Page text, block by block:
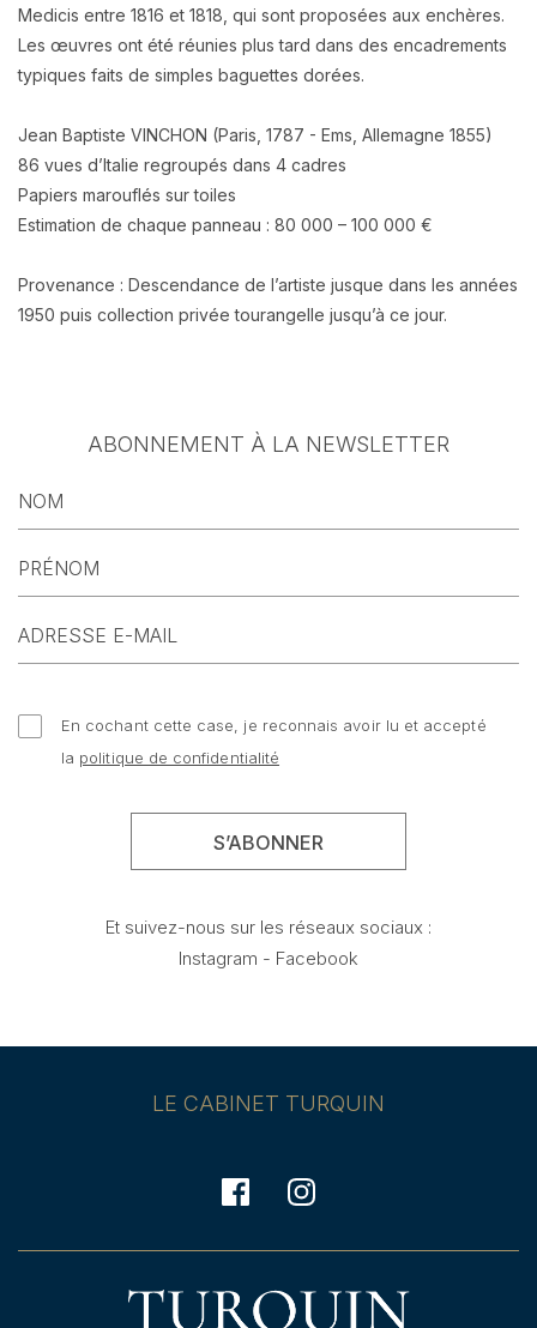
Medicis entre 1816 et 1818, qui sont proposées aux enchères.
Les œuvres ont été réunies plus tard dans des encadrements
typiques faits de simples baguettes dorées.
Jean Baptiste VINCHON (Paris, 1787 - Ems, Allemagne 1855)
86 vues d’Italie regroupés dans 4 cadres
Papiers marouflés sur toiles
Estimation de chaque panneau : 80 000 – 100 000 €
Provenance : Descendance de l’artiste jusque dans les années
1950 puis collection privée tourangelle jusqu’à ce jour.
ABONNEMENT À LA NEWSLETTER
En cochant cette case, je reconnais avoir lu et accepté
la politique de confidentialité
Et suivez-nous sur les réseaux sociaux :
Instagram - Facebook
LE CABINET TURQUIN